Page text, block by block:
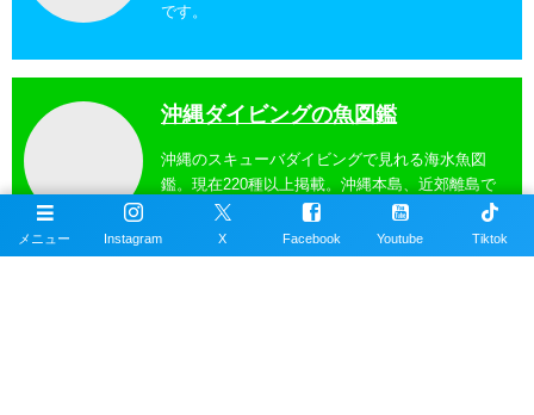
です。
沖縄ダイビングの魚図鑑
沖縄のスキューバダイビングで見れる海水魚図
鑑。現在220種以上掲載。沖縄本島、近郊離島で
メニュー Instagram X Facebook Youtube Tiktok